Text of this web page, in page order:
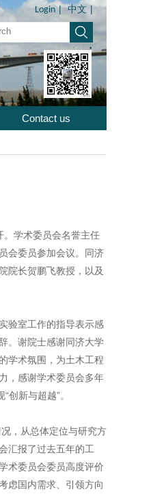
Login | 中文 |
Contact us
学术委员会名誉主任
会委员参加会议。同济
院长贺鹏飞教授，以及
验室工作的指导表示感
。谢院士感谢同济大学
学术氛围，为土木工程
，感谢学术委员会多年
新与超越”。
，从总体定位与研究方
汇报了过去五年的工
术委员会委员高度评价
虑国内需求、引领方向